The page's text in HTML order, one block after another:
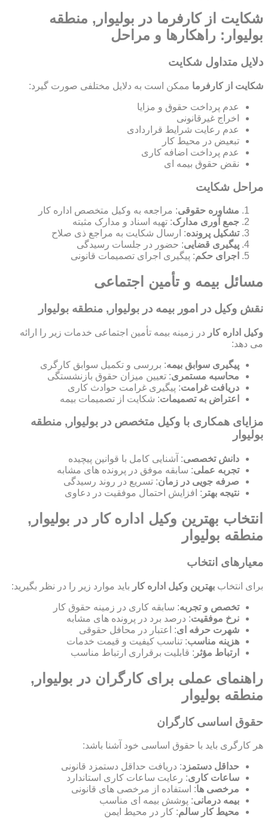
شکایت از کارفرما در بولیوار, منطقه
بولیوار: راهکارها و مراحل
دلایل متداول شکایت
شکایت از کارفرما ممکن است به دلایل مختلفی صورت گیرد:
عدم پرداخت حقوق و مزایا
اخراج غیرقانونی
عدم رعایت شرایط قراردادی
تبعیض در محیط کار
عدم پرداخت اضافه کاری
نقض حقوق بیمه ای
مراحل شکایت
مشاوره حقوقی: مراجعه به وکیل متخصص اداره کار
جمع آوری مدارک: تهیه اسناد و مدارک مثبته
تشکیل پرونده: ارسال شکایت به مراجع ذی صلاح
پیگیری قضایی: حضور در جلسات رسیدگی
اجرای حکم: پیگیری اجرای تصمیمات قانونی
مسائل بیمه و تأمین اجتماعی
نقش وکیل در امور بیمه در بولیوار, منطقه بولیوار
وکیل اداره کار در زمینه بیمه تأمین اجتماعی خدمات زیر را ارائه
می دهد:
پیگیری سوابق بیمه: بررسی و تکمیل سوابق کارگری
محاسبه مستمری: تعیین میزان حقوق بازنشستگی
دریافت غرامت: پیگیری غرامت حوادث کاری
اعتراض به تصمیمات: شکایت از تصمیمات بیمه
مزایای همکاری با وکیل متخصص در بولیوار, منطقه
بولیوار
دانش تخصصی: آشنایی کامل با قوانین پیچیده
تجربه عملی: سابقه موفق در پرونده های مشابه
صرفه جویی در زمان: تسریع در روند رسیدگی
نتیجه بهتر : افزایش احتمال موفقیت در دعاوی
انتخاب بهترین وکیل اداره کار در بولیوار,
منطقه بولیوار
معیارهای انتخاب
برای انتخاب بهترین وکیل اداره کار باید موارد زیر را در نظر بگیرید:
تخصص و تجربه: سابقه کاری در زمینه حقوق کار
نرخ موفقیت: درصد برد در پرونده های مشابه
شهرت حرفه ای: اعتبار در محافل حقوقی
هزینه مناسب: تناسب کیفیت و قیمت خدمات
ارتباط مؤثر : قابلیت برقراری ارتباط مناسب
راهنمای عملی برای کارگران در بولیوار,
منطقه بولیوار
حقوق اساسی کارگران
هر کارگری باید با حقوق اساسی خود آشنا باشد:
حداقل دستمزد: دریافت حداقل دستمزد قانونی
ساعات کاری: رعایت ساعات کاری استاندارد
مرخصی ها: استفاده از مرخصی های قانونی
بیمه درمانی: پوشش بیمه ای مناسب
محیط کار سالم: کار در محیط ایمن